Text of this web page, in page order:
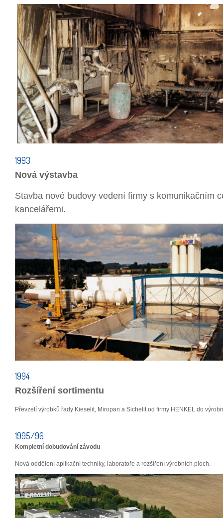
1993
Nová výstavba
Stavba nové budovy vedení firmy s komunikačním
kancelářemi.
1994
Rozšíření sortimentu
Převzetí výrobků řady Kieselit, Miropan a Sichelit od firmy HENKEL do
1995/96
Kompletní dobudování závodu
Nová oddělení aplikační techniky, laboratoře a rozšíření výrobních ploch.